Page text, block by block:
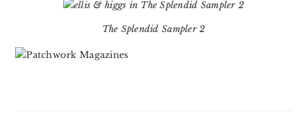
The Splendid Sampler 2